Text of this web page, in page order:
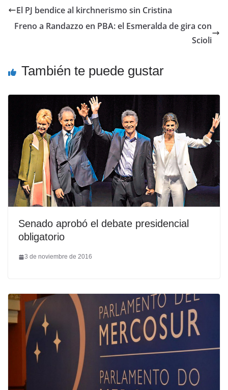
El PJ bendice al kirchnerismo sin Cristina
Freno a Randazzo en PBA: el Esmeralda de gira con
Scioli
También te puede gustar
Senado aprobó el debate presidencial
obligatorio
3 de noviembre de 2016